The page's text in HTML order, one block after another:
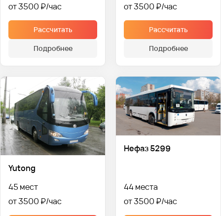
от 3500 ₽
Рассчитать
Подробнее
от 3500 ₽
Рассчитать
Подробнее
Yutong
45 мест
от 3500 ₽
Нефаз 5299
44 места
от 3500 ₽